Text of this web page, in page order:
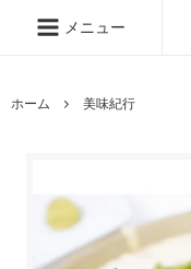
メニュー
ホーム 美味紀行